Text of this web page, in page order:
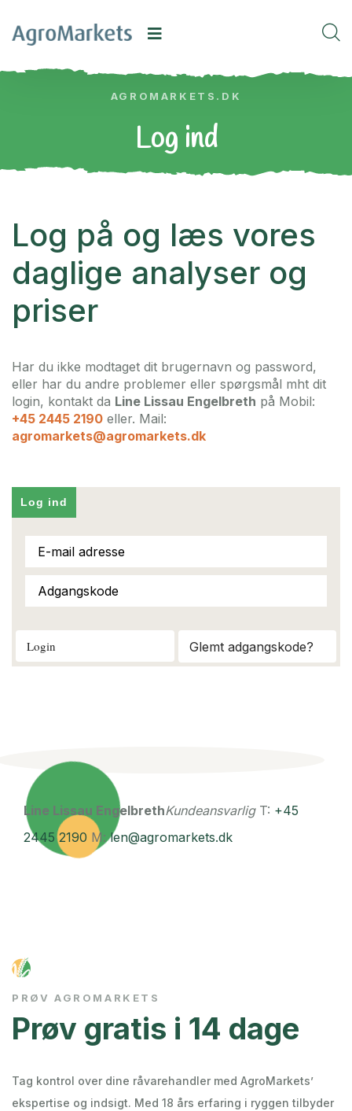
AGROMARKETS.DK
Log ind
Log på og læs vores
daglige analyser og
priser
Har du ikke modtaget dit brugernavn og password,
eller har du andre problemer eller spørgsmål mht dit
login, kontakt da Line Lissau Engelbreth på Mobil:
+45 2445 2190 eller. Mail:
agromarkets@agromarkets.dk
Log ind
Login Glemt adgangskode?
Line Lissau EngelbrethKundeansvarligT: +45
2445 2190 M:len@agromarkets.dk
PRØV AGROMARKETS
Prøv gratis i 14 dage
Tag kontrol over dine råvarehandler med AgroMarkets’
ekspertise og indsigt. Med 18 års erfaring i ryggen tilbyder